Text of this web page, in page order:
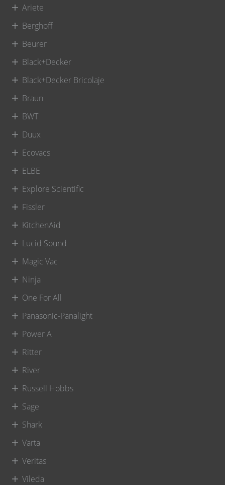
Ariete
Berghoff
Beurer
Black+Decker
Black+Decker Bricolaje
Braun
BWT
Duux
Ecovacs
ELBE
Explore Scientific
Fissler
KitchenAid
Lucid Sound
Magic Vac
Ninja
One For All
Panasonic-Panalight
Power A
Ritter
River
Russell Hobbs
Sage
Shark
Varta
Veritas
Vileda